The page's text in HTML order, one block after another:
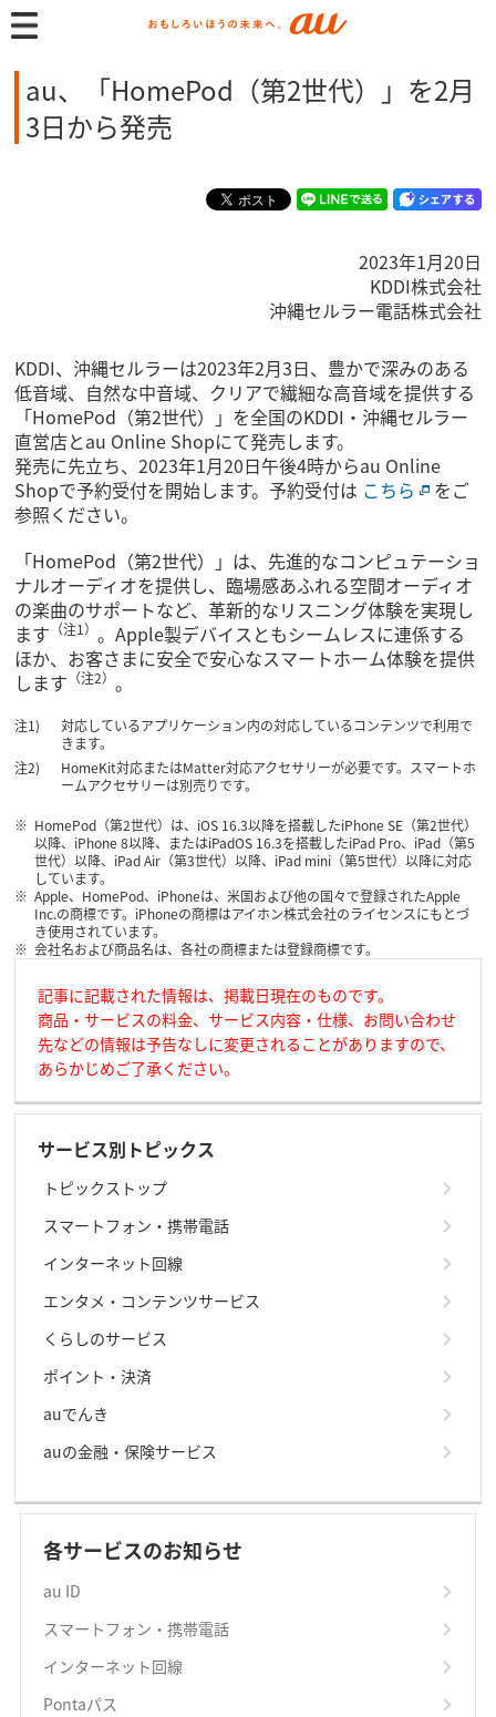
au、「HomePod（第2世代）」を2月
3日から発売
2023年1月20日
KDDI株式会社
沖縄セルラー電話株式会社
KDDI、沖縄セルラーは2023年2月3日、豊かで深みのある
低音域、自然な中音域、クリアで繊細な高音域を提供する
「HomePod（第2世代）」を全国のKDDI・沖縄セルラー
直営店とau Online Shopにて発売します。
発売に先立ち、2023年1月20日午後4時からau Online
Shopで予約受付を開始します。予約受付は こちら
をご
参照ください。
「HomePod（第2世代）」は、先進的なコンピュテーショ
ナルオーディオを提供し、臨場感あふれる空間オーディオ
の楽曲のサポートなど、革新的なリスニング体験を実現し
ます （注1） 。Apple製デバイスともシームレスに連係する
ほか、お客さまに安全で安心なスマートホーム体験を提供
します （注2） 。
対応しているアプリケーション内の対応しているコンテンツで利用で
きます。
HomeKit対応またはMatter対応アクセサリーが必要です。スマートホ
ームアクセサリーは別売りです。
HomePod（第2世代）は、iOS 16.3以降を搭載したiPhone SE（第2世代）
以降、iPhone 8以降、またはiPadOS 16.3を搭載したiPad Pro、iPad（第5
世代）以降、iPad Air（第3世代）以降、iPad mini（第5世代）以降に対応
しています。
Apple、HomePod、iPhoneは、米国および他の国々で登録されたApple
Inc.の商標です。iPhoneの商標はアイホン株式会社のライセンスにもとづ
き使用されています。
会社名および商品名は、各社の商標または登録商標です。
記事に記載された情報は、掲載日現在のものです。
商品・サービスの料金、サービス内容・仕様、お問い合わせ
先などの情報は予告なしに変更されることがありますので、
あらかじめご了承ください。
サービス別トピックス
トピックストップ
スマートフォン・携帯電話
インターネット回線
エンタメ・コンテンツサービス
くらしのサービス
ポイント・決済
auでんき
auの金融・保険サービス
各サービスのお知らせ
au ID
スマートフォン・携帯電話
インターネット回線
Pontaパス